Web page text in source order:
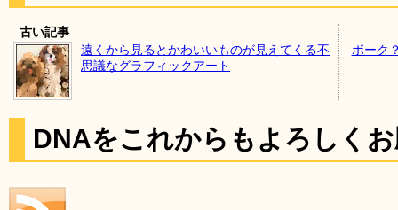
古い記事
遠くから見るとかわいいものが見えてくる不
思議なグラフィックアート
ボーク
DNAをこれからもよろしく